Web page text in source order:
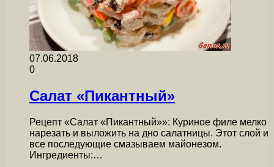
07.06.2018
0
Салат «Пикантный»
Рецепт «Салат «Пикантный»»: Куриное филе мелко
нарезать и выложить на дно салатницы. Этот слой и
все последующие смазываем майонезом.
Ингредиенты:…